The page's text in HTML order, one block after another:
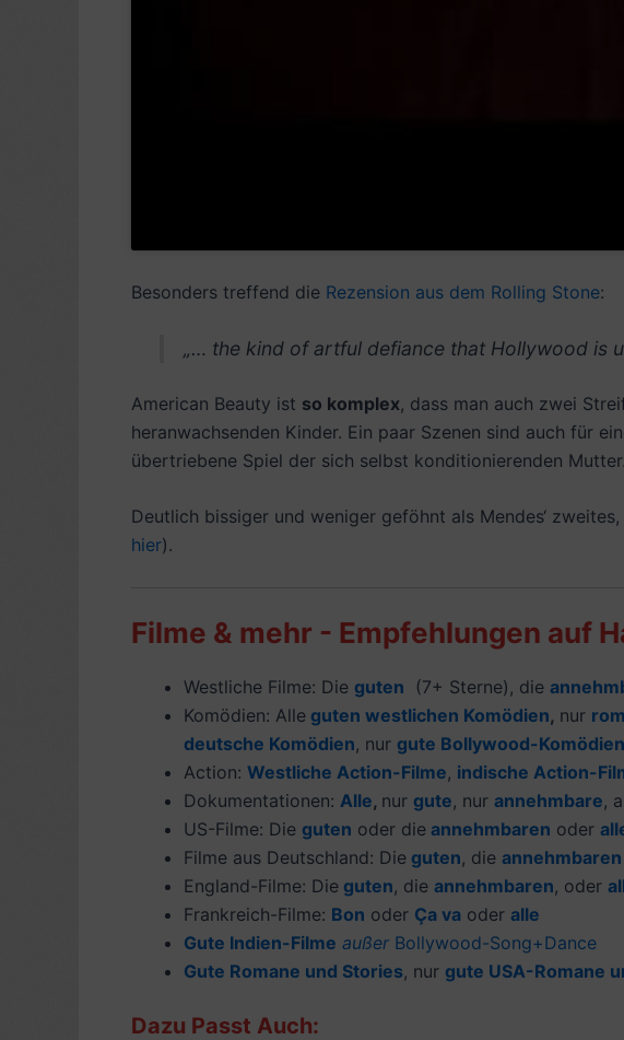
Besonders treffend die Rezension aus dem Rolling Stone:
„… the kind of artful defiance that Hollywood is
American Beauty ist so komplex, dass man auch zwei
heranwachsenden Kinder. Ein paar Szenen sind auch für
übertriebene Spiel der sich selbst konditionierenden Mutter.
Deutlich bissiger und weniger geföhnt als Mendes‘
hier).
Filme & mehr - Empfehlungen auf
Westliche Filme: Die guten (7+ Sterne), die
Komödien: Alle guten westlichen Komödien, nur
deutsche Komödien, nur gute Bollywood-Komödien
Action: Westliche Action-Filme, indische Action-
Dokumentationen: Alle, nur gute, nur annehmbare,
US-Filme: Die guten oder die annehmbaren oder
Filme aus Deutschland: Die guten, die annehmbaren
England-Filme: Die guten, die annehmbaren, oder
Frankreich-Filme: Bon oder Ça va oder alle
Gute Indien-Filme außer Bollywood-Song+Dance
Gute Romane und Stories, nur gute USA-Romane
Dazu Passt Auch: